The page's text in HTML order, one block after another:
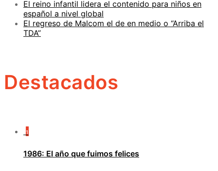
El reino infantil lidera el contenido para niños en
español a nivel global
El regreso de Malcom el de en medio o “Arriba el
TDA”
Destacados
1
1986: El año que fuimos felices